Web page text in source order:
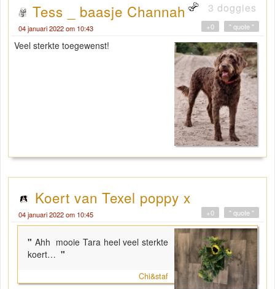
Tess _ baasje Channah 3 doggies
04 januari 2022 om 10:43 " quote "
+0
Veel sterkte toegewenst!
Koert van Texel poppy x
04 januari 2022 om 10:45 " quote "
+0
" Ahh mooie Tara heel veel sterkte
koert… "
Chi&staf